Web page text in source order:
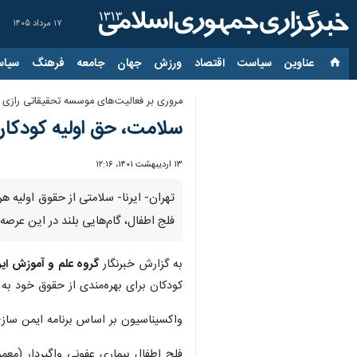
۱۷ مرداد ۱۴۰۵
عناوین‌ سیاست اقتصاد ورزش جهان جامعه فرهنگ
مروری بر فعالیت‌های موسسه تحقیقاتی
سلامت، حق اولیه کودکان/تولید سالانه ۲۰
۱۳ اردیبهشت ۱۴۰۱، ۱۲:۱۶